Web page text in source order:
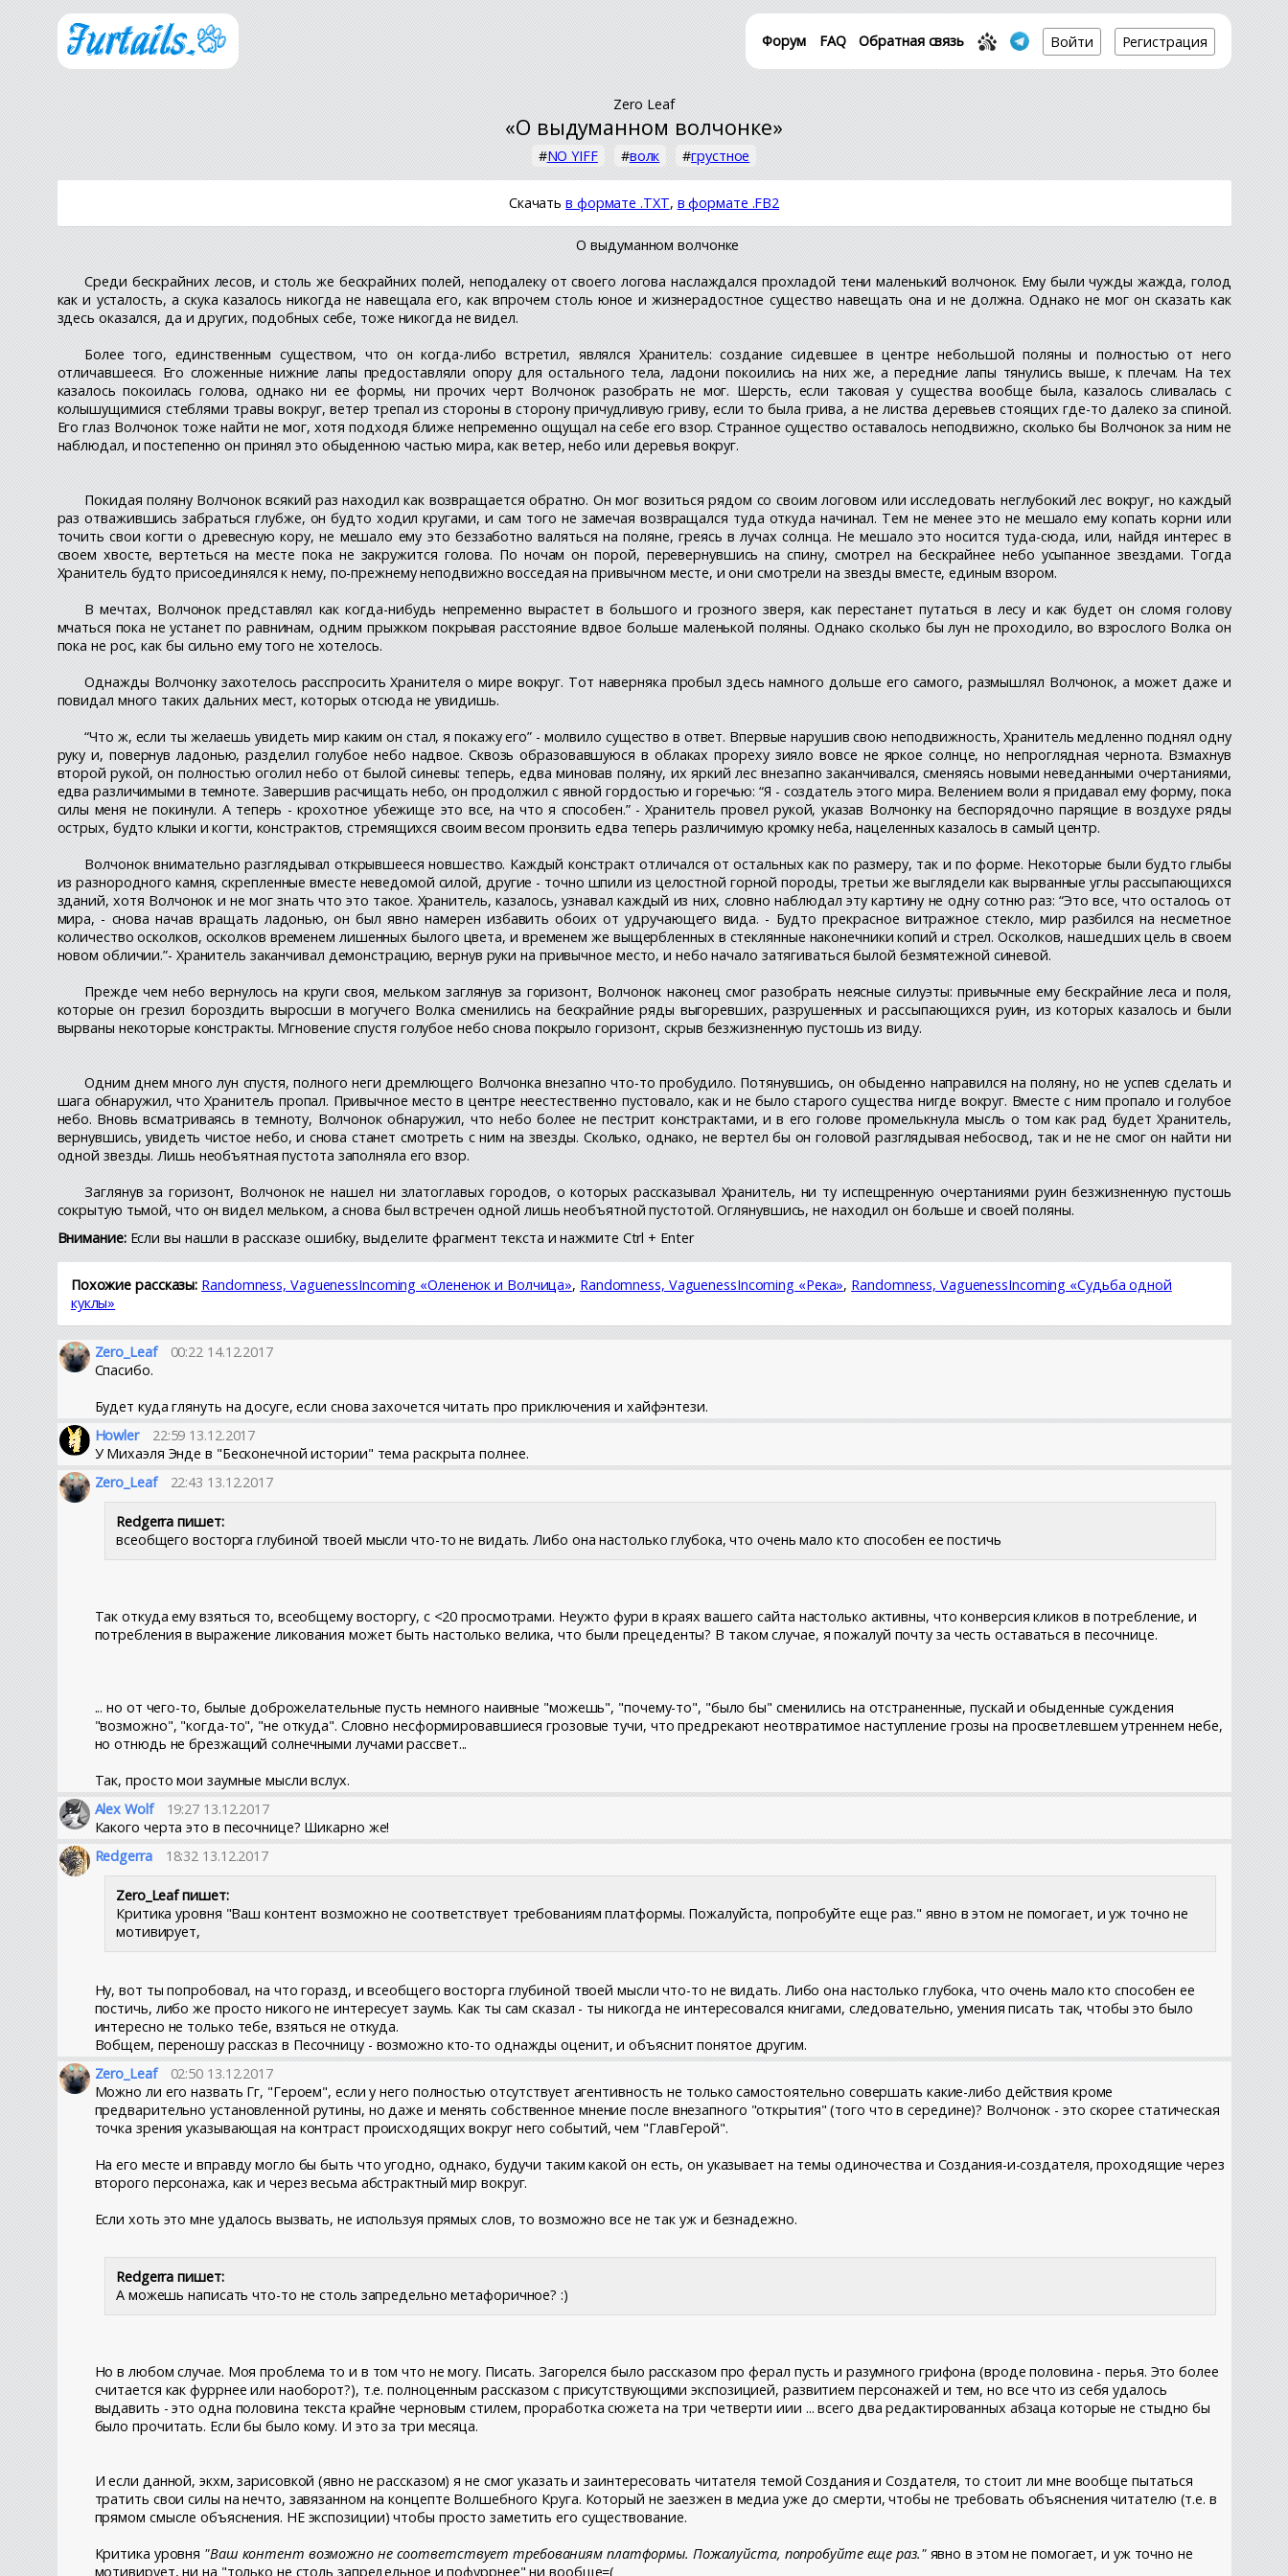
Форум FAQ Обратная связь Войти Регистрация
Zero Leaf
«О выдуманном волчонке»
#NO YIFF #волк #грустное
Скачатьв формате .TXT, в формате .FB2
О выдуманном волчонке
Среди бескрайних лесов, и столь же бескрайних полей, неподалеку от своего логова наслаждался прохладой тени маленький волчонок. Ему были чужды жажда, голод
как и усталость, а скука казалось никогда не навещала его, как впрочем столь юное и жизнерадостное существо навещать она и не должна. Однако не мог он сказать как
здесь оказался, да и других, подобных себе, тоже никогда не видел.
Более того, единственным существом, что он когда-либо встретил, являлся Хранитель: создание сидевшее в центре небольшой поляны и полностью от него
отличавшееся. Его сложенные нижние лапы предоставляли опору для остального тела, ладони покоились на них же, а передние лапы тянулись выше, к плечам. На тех
казалось покоилась голова, однако ни ее формы, ни прочих черт Волчонок разобрать не мог. Шерсть, если таковая у существа вообще была, казалось сливалась с
колышущимися стеблями травы вокруг, ветер трепал из стороны в сторону причудливую гриву, если то была грива, а не листва деревьев стоящих где-то далеко за спиной.
Его глаз Волчонок тоже найти не мог, хотя подходя ближе непременно ощущал на себе его взор. Странное существо оставалось неподвижно, сколько бы Волчонок за ним не
наблюдал, и постепенно он принял это обыденною частью мира, как ветер, небо или деревья вокруг.
Покидая поляну Волчонок всякий раз находил как возвращается обратно. Он мог возиться рядом со своим логовом или исследовать неглубокий лес вокруг, но каждый
раз отважившись забраться глубже, он будто ходил кругами, и сам того не замечая возвращался туда откуда начинал. Тем не менее это не мешало ему копать корни или
точить свои когти о древесную кору, не мешало ему это беззаботно валяться на поляне, греясь в лучах солнца. Не мешало это носится туда-сюда, или, найдя интерес в
своем хвосте, вертеться на месте пока не закружится голова. По ночам он порой, перевернувшись на спину, смотрел на бескрайнее небо усыпанное звездами. Тогда
Хранитель будто присоединялся к нему, по-прежнему неподвижно восседая на привычном месте, и они смотрели на звезды вместе, единым взором.
В мечтах, Волчонок представлял как когда-нибудь непременно вырастет в большого и грозного зверя, как перестанет путаться в лесу и как будет он сломя голову
мчаться пока не устанет по равнинам, одним прыжком покрывая расстояние вдвое больше маленькой поляны. Однако сколько бы лун не проходило, во взрослого Волка он
пока не рос, как бы сильно ему того не хотелось.
Однажды Волчонку захотелось расспросить Хранителя о мире вокруг. Тот наверняка пробыл здесь намного дольше его самого, размышлял Волчонок, а может даже и
повидал много таких дальних мест, которых отсюда не увидишь.
“Что ж, если ты желаешь увидеть мир каким он стал, я покажу его” - молвило существо в ответ. Впервые нарушив свою неподвижность, Хранитель медленно поднял одну
руку и, повернув ладонью, разделил голубое небо надвое. Сквозь образовавшуюся в облаках прореху зияло вовсе не яркое солнце, но непроглядная чернота. Взмахнув
второй рукой, он полностью оголил небо от былой синевы: теперь, едва миновав поляну, их яркий лес внезапно заканчивался, сменяясь новыми неведанными очертаниями,
едва различимыми в темноте. Завершив расчищать небо, он продолжил с явной гордостью и горечью: “Я - создатель этого мира. Велением воли я придавал ему форму, пока
силы меня не покинули. А теперь - крохотное убежище это все, на что я способен.” - Хранитель провел рукой, указав Волчонку на беспорядочно парящие в воздухе ряды
острых, будто клыки и когти, констрактов, стремящихся своим весом пронзить едва теперь различимую кромку неба, нацеленных казалось в самый центр.
Волчонок внимательно разглядывал открывшееся новшество. Каждый констракт отличался от остальных как по размеру, так и по форме. Некоторые были будто глыбы
из разнородного камня, скрепленные вместе неведомой силой, другие - точно шпили из целостной горной породы, третьи же выглядели как вырванные углы рассыпающихся
зданий, хотя Волчонок и не мог знать что это такое. Хранитель, казалось, узнавал каждый из них, словно наблюдал эту картину не одну сотню раз: “Это все, что осталось от
мира, - снова начав вращать ладонью, он был явно намерен избавить обоих от удручающего вида. - Будто прекрасное витражное стекло, мир разбился на несметное
количество осколков, осколков временем лишенных былого цвета, и временем же выщербленных в стеклянные наконечники копий и стрел. Осколков, нашедших цель в своем
новом обличии.”- Хранитель заканчивал демонстрацию, вернув руки на привычное место, и небо начало затягиваться былой безмятежной синевой.
Прежде чем небо вернулось на круги своя, мельком заглянув за горизонт, Волчонок наконец смог разобрать неясные силуэты: привычные ему бескрайние леса и поля,
которые он грезил бороздить выросши в могучего Волка сменились на бескрайние ряды выгоревших, разрушенных и рассыпающихся руин, из которых казалось и были
вырваны некоторые констракты. Мгновение спустя голубое небо снова покрыло горизонт, скрыв безжизненную пустошь из виду.
Одним днем много лун спустя, полного неги дремлющего Волчонка внезапно что-то пробудило. Потянувшись, он обыденно направился на поляну, но не успев сделать и
шага обнаружил, что Хранитель пропал. Привычное место в центре неестественно пустовало, как и не было старого существа нигде вокруг. Вместе с ним пропало и голубое
небо. Вновь всматриваясь в темноту, Волчонок обнаружил, что небо более не пестрит констрактами, и в его голове промелькнула мысль о том как рад будет Хранитель,
вернувшись, увидеть чистое небо, и снова станет смотреть с ним на звезды. Сколько, однако, не вертел бы он головой разглядывая небосвод, так и не не смог он найти ни
одной звезды. Лишь необъятная пустота заполняла его взор.
Заглянув за горизонт, Волчонок не нашел ни златоглавых городов, о которых рассказывал Хранитель, ни ту испещренную очертаниями руин безжизненную пустошь
сокрытую тьмой, что он видел мельком, а снова был встречен одной лишь необъятной пустотой. Оглянувшись, не находил он больше и своей поляны.
Внимание: Если вы нашли в рассказе ошибку, выделите фрагмент текста и нажмите Ctrl + Enter
Похожие рассказы: Randomness, VaguenessIncoming «Олененок и Волчица», Randomness, VaguenessIncoming «Река», Randomness, VaguenessIncoming «Судьба одной
куклы»
Zero_Leaf
00:22 14.12.2017
Спасибо.
Будет куда глянуть на досуге, если снова захочется читать про приключения и хайфэнтези.
Howler
22:59 13.12.2017
У Михаэля Энде в "Бесконечной истории" тема раскрыта полнее.
Zero_Leaf
22:43 13.12.2017
Redgerra пишет:
всеобщего восторга глубиной твоей мысли что-то не видать. Либо она настолько глубока, что очень мало кто способен ее постичь
Так откуда ему взяться то, всеобщему восторгу, с <20 просмотрами. Неужто фури в краях вашего сайта настолько активны, что конверсия кликов в потребление, и
потребления в выражение ликования может быть настолько велика, что были прецеденты? В таком случае, я пожалуй почту за честь оставаться в песочнице.
... но от чего-то, былые доброжелательные пусть немного наивные "можешь", "почему-то", "было бы" сменились на отстраненные, пускай и обыденные суждения
"возможно", "когда-то", "не откуда". Словно несформировавшиеся грозовые тучи, что предрекают неотвратимое наступление грозы на просветлевшем утреннем небе,
но отнюдь не брезжащий солнечными лучами рассвет...
Так, просто мои заумные мысли вслух.
Alex Wolf
19:27 13.12.2017
Какого черта это в песочнице? Шикарно же!
Redgerra
18:32 13.12.2017
Zero_Leaf пишет:
Критика уровня "Ваш контент возможно не соответствует требованиям платформы. Пожалуйста, попробуйте еще раз." явно в этом не помогает, и уж точно не
мотивирует,
Ну, вот ты попробовал, на что горазд, и всеобщего восторга глубиной твоей мысли что-то не видать. Либо она настолько глубока, что очень мало кто способен ее
постичь, либо же просто никого не интересует заумь. Как ты сам сказал - ты никогда не интересовался книгами, следовательно, умения писать так, чтобы это было
интересно не только тебе, взяться не откуда.
Вобщем, переношу рассказ в Песочницу - возможно кто-то однажды оценит, и объяснит понятое другим.
Zero_Leaf
02:50 13.12.2017
Можно ли его назвать Гг, "Героем", если у него полностью отсутствует агентивность не только самостоятельно совершать какие-либо действия кроме
предварительно установленной рутины, но даже и менять собственное мнение после внезапного "открытия" (того что в середине)? Волчонок - это скорее статическая
точка зрения указывающая на контраст происходящих вокруг него событий, чем "ГлавГерой".
На его месте и вправду могло бы быть что угодно, однако, будучи таким какой он есть, он указывает на темы одиночества и Создания-и-создателя, проходящие через
второго персонажа, как и через весьма абстрактный мир вокруг.
Если хоть это мне удалось вызвать, не используя прямых слов, то возможно все не так уж и безнадежно.
Redgerra пишет:
А можешь написать что-то не столь запредельно метафоричное? :)
Но в любом случае. Моя проблема то и в том что не могу. Писать. Загорелся было рассказом про ферал пусть и разумного грифона (вроде половина - перья. Это более
считается как фуррнее или наоборот?), т.е. полноценным рассказом с присутствующими экспозицией, развитием персонажей и тем, но все что из себя удалось
выдавить - это одна половина текста крайне черновым стилем, проработка сюжета на три четверти иии ... всего два редактированных абзаца которые не стыдно бы
было прочитать. Если бы было кому. И это за три месяца.
И если данной, экхм, зарисовкой (явно не рассказом) я не смог указать и заинтересовать читателя темой Создания и Создателя, то стоит ли мне вообще пытаться
тратить свои силы на нечто, завязанном на концепте Волшебного Круга. Который не заезжен в медиа уже до смерти, чтобы не требовать объяснения читателю (т.е. в
прямом смысле объяснения. НЕ экспозиции) чтобы просто заметить его существование.
Критика уровня "Ваш контент возможно не соответствует требованиям платформы. Пожалуйста, попробуйте еще раз."явно в этом не помогает, и уж точно не
мотивирует, ни на "только не столь запредельное и пофуррнее" ни вообще=(